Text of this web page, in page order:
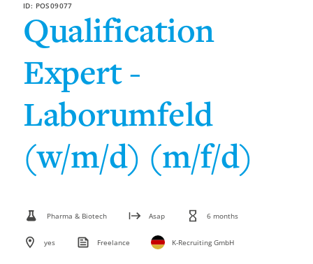
ID: POS09077
Qualification
Expert -
Laborumfeld
(w/m/d) (m/f/d)
Pharma & Biotech Asap 6 months
yes Freelance K-Recruiting GmbH